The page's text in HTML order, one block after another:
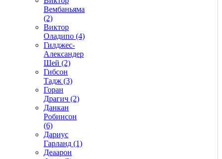
Вембаньяма
(2)
Виктор
Оладипо (4)
Гилджес-
Александер
Шей (2)
Гибсон
Тадж (3)
Горан
Драгич (2)
Данкан
Робинсон
(6)
Дариус
Гарланд (1)
Деаарон